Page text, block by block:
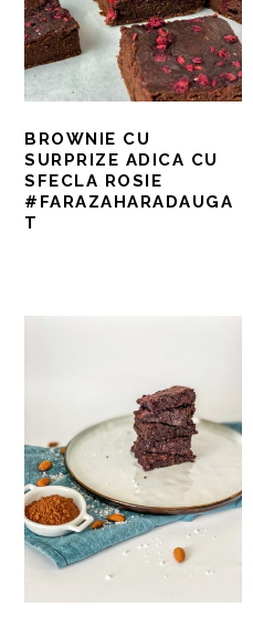
BROWNIE CU
SURPRIZE ADICA CU
SFECLA ROSIE
#FARAZAHARADAUGA
T